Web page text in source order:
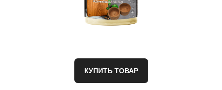
КУПИТЬ ТОВАР